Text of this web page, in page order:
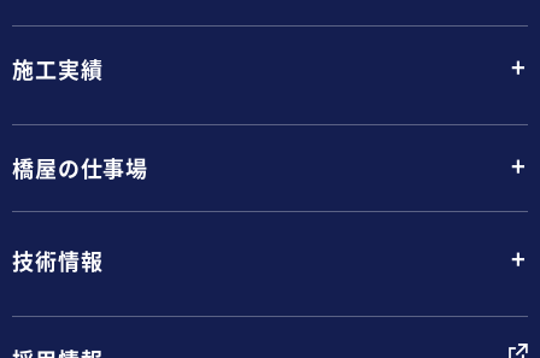
施工実績 +
橋屋の仕事場 +
技術情報 +